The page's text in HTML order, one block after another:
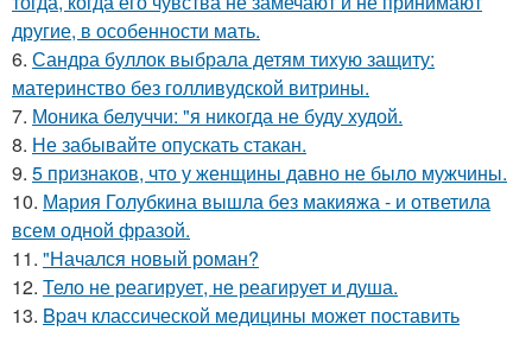
другие, в особенности мать.
6. Сандра буллок выбрала детям тихую защиту:
материнство без голливудской витрины.
7. Моника белуччи: "я никогда не буду худой.
8. Не забывайте опускать стакан.
9. 5 признаков, что у женщины давно не было мужчины.
10. Мария Голубкина вышла без макияжа - и ответила
всем одной фразой.
11. "Начался новый роман?
12. Тело не реагирует, не реагирует и душа.
13. Bpaч классической медицины может поставить